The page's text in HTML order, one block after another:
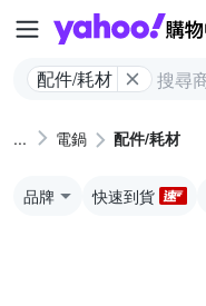
配件/耗材
電鍋 配件/耗材
品牌 快速到貨